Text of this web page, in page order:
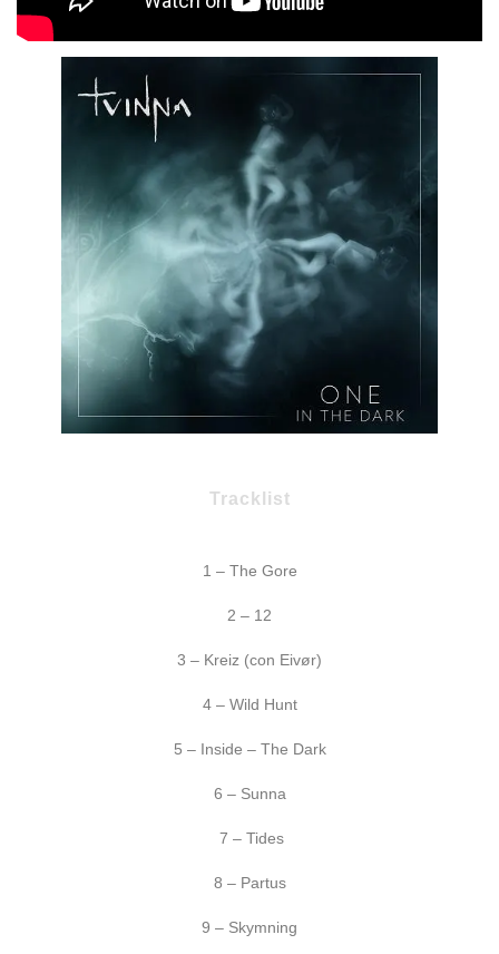
Tracklist
1 – The Gore
2 – 12
3 – Kreiz (con Eivør)
4 – Wild Hunt
5 – Inside – The Dark
6 – Sunna
7 – Tides
8 – Partus
9 – Skymning